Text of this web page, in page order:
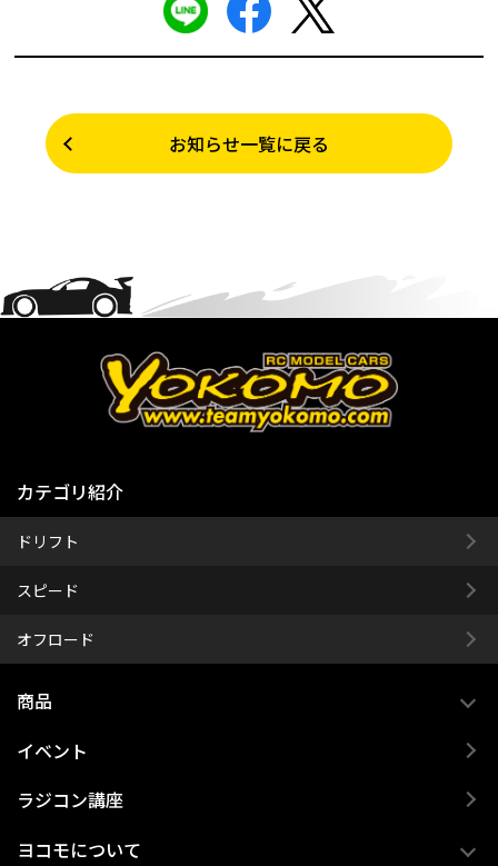
お知らせ一覧に戻る
カテゴリ紹介
ドリフト
スピード
オフロード
商品
イベント
ラジコン講座
ヨコモについて